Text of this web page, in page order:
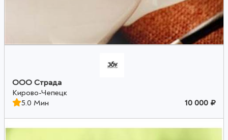
ООО Страда
Кирово-Чепецк
5.0 Мин
10 000 ₽